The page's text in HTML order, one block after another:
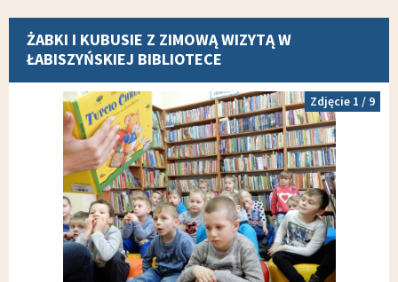
ŻABKI I KUBUSIE Z ZIMOWĄ WIZYTĄ W
ŁABISZYŃSKIEJ BIBLIOTECE
Zdjęcie 1 / 9